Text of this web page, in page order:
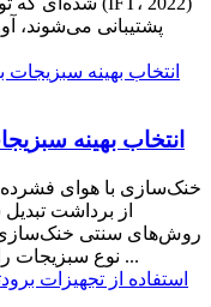
انتخاب بهینه
خنک‌سازی با هوای فشرده
نوع سبزیجات را در 6 دسته تجزیه و تحلیل می‌کند تا ...